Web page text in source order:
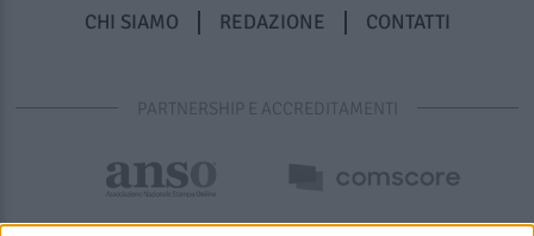
CHI SIAMO REDAZIONE CONTATTI
PARTNERSHIP E ACCREDITAMENTI